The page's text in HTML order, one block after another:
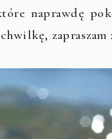
naprawdę
zapraszam